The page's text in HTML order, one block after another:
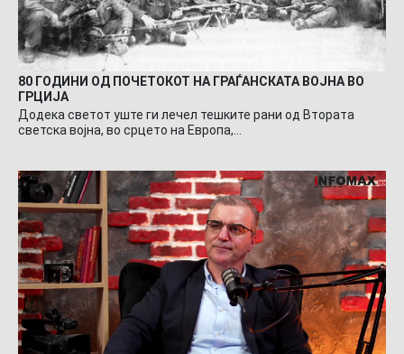
80 ГОДИНИ ОД ПОЧЕТОКОТ НА ГРАЃАНСКАТА ВОЈНА ВО
ГРЦИЈА
Додека светот уште ги лечел тешките рани од Втората
светска војна, во срцето на Европа,…